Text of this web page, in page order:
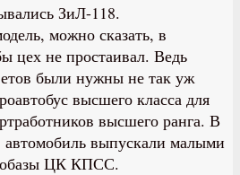
ЗиЛ-118.
можно сказать, в
цех не простаивал. Ведь
были нужны не так уж
высшего класса для
высшего ранга. В
автомобиль выпускали малыми
ЦК КПСС.